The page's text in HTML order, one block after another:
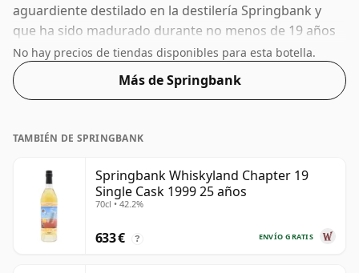
aguardiente destilado en la destilería Springbank y
que ha sido madurado durante no menos de 19 años
en barricas de roble. Con 57,8% ABV, este contenido de
alcohol es más que aceptable. Embotellado en el
tamaño estándar de 70 cl.
No hay precios de tiendas disponibles para esta botella.
Más de Springbank
TAMBIÉN DE SPRINGBANK
Springbank Whiskyland Chapter 19
Single Cask 1999 25 años
70cl • 42.2%
ENVÍO GRATIS
633 € ?